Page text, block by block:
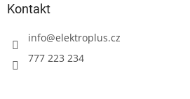
Kontakt
info@elektroplus.cz
777 223 234